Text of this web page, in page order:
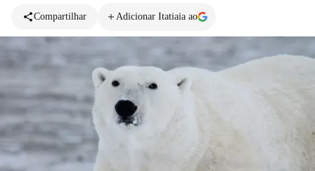
Compartilhar
Adicionar Itatiaia ao